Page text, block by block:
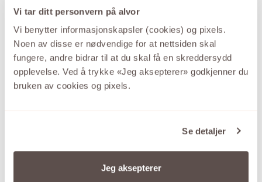
Vi tar ditt personvern på alvor
Vi benytter informasjonskapsler (cookies) og pixels.
Noen av disse er nødvendige for at nettsiden skal
fungere, andre bidrar til at du skal få en skreddersydd
opplevelse. Ved å trykke «Jeg aksepterer» godkjenner du
bruken av cookies og pixels.
Se detaljer
Jeg aksepterer
GID
Den store kolleksjonen sølvsmykker med de